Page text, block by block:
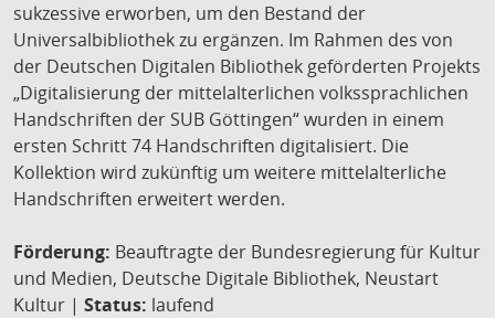
sukzessive erworben, um den Bestand der
Universalbibliothek zu ergänzen. Im Rahmen des von
der Deutschen Digitalen Bibliothek geförderten Projekts
„Digitalisierung der mittelalterlichen volkssprachlichen
Handschriften der SUB Göttingen“ wurden in einem
ersten Schritt 74 Handschriften digitalisiert. Die
Kollektion wird zukünftig um weitere mittelalterliche
Handschriften erweitert werden.
Förderung: Beauftragte der Bundesregierung für Kultur
und Medien, Deutsche Digitale Bibliothek, Neustart
Kultur | Status: laufend